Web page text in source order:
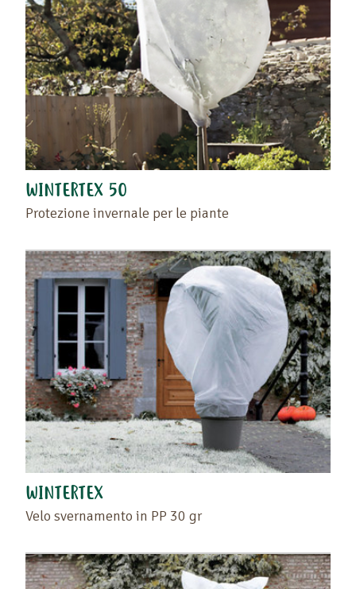
WINTERTEX 50
Protezione invernale per le piante
WINTERTEX
Velo svernamento in PP 30 gr